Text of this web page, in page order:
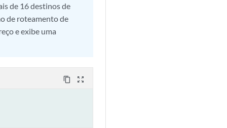
de 16 destinos de
de roteamento de
e exibe uma
content_copy zoom_out_map